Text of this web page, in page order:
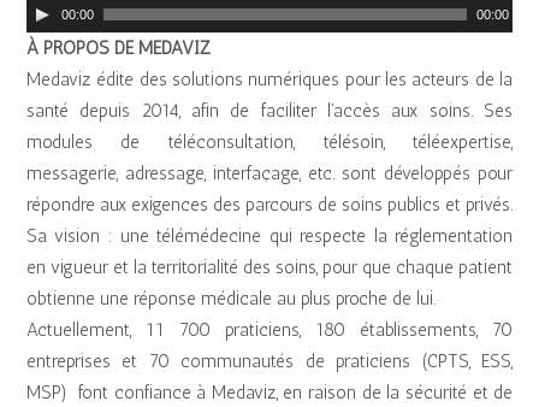
t
e
d
e
c
t
e
u
r
a
u
d
i
o
00:00 00:00
À PROPOS DE MEDAVIZ
Medaviz édite des solutions numériques pour les acteurs de la
santé depuis 2014, afin de faciliter l’accès aux soins. Ses
modules de téléconsultation, télésoin, téléexpertise,
messagerie, adressage, interfaçage, etc. sont développés pour
répondre aux exigences des parcours de soins publics et privés.
Sa vision : une télémédecine qui respecte la réglementation
en vigueur et la territorialité des soins, pour que chaque patient
obtienne une réponse médicale au plus proche de lui.
Actuellement, 11 700 praticiens, 180 établissements, 70
entreprises et 70 communautés de praticiens (CPTS, ESS,
MSP) font confiance à Medaviz, en raison de la sécurité et de